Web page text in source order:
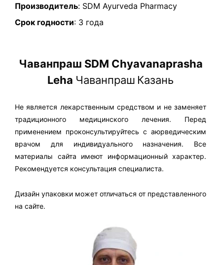
Производитель: SDM Ayurveda Pharmacy
Срок годности: 3 года
Чаванпраш SDM Chyavanaprasha
Leha Чаванпраш Казань
Не является лекарственным средством и не заменяет
традиционного медицинского лечения. Перед
применением проконсультируйтесь с аюрведическим
врачом для индивидуального назначения. Все
материалы сайта имеют информационный характер.
Рекомендуется консультация специалиста.
Дизайн упаковки может отличаться от представленного
на сайте.